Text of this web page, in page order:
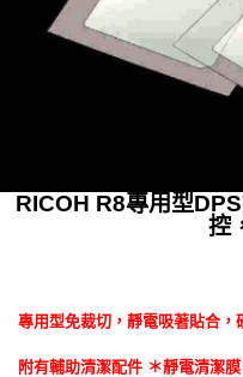
RICOH R8專用型
控
專用型免裁切，靜電吸著貼合，
附有輔助清潔配件 ＊靜電清潔